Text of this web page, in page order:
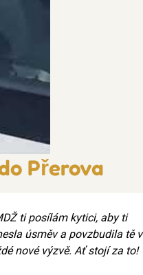
Přerova
ti posílám kytici, aby ti
úsměv a povzbudila tě v
nové výzvě. Ať stojí za to!